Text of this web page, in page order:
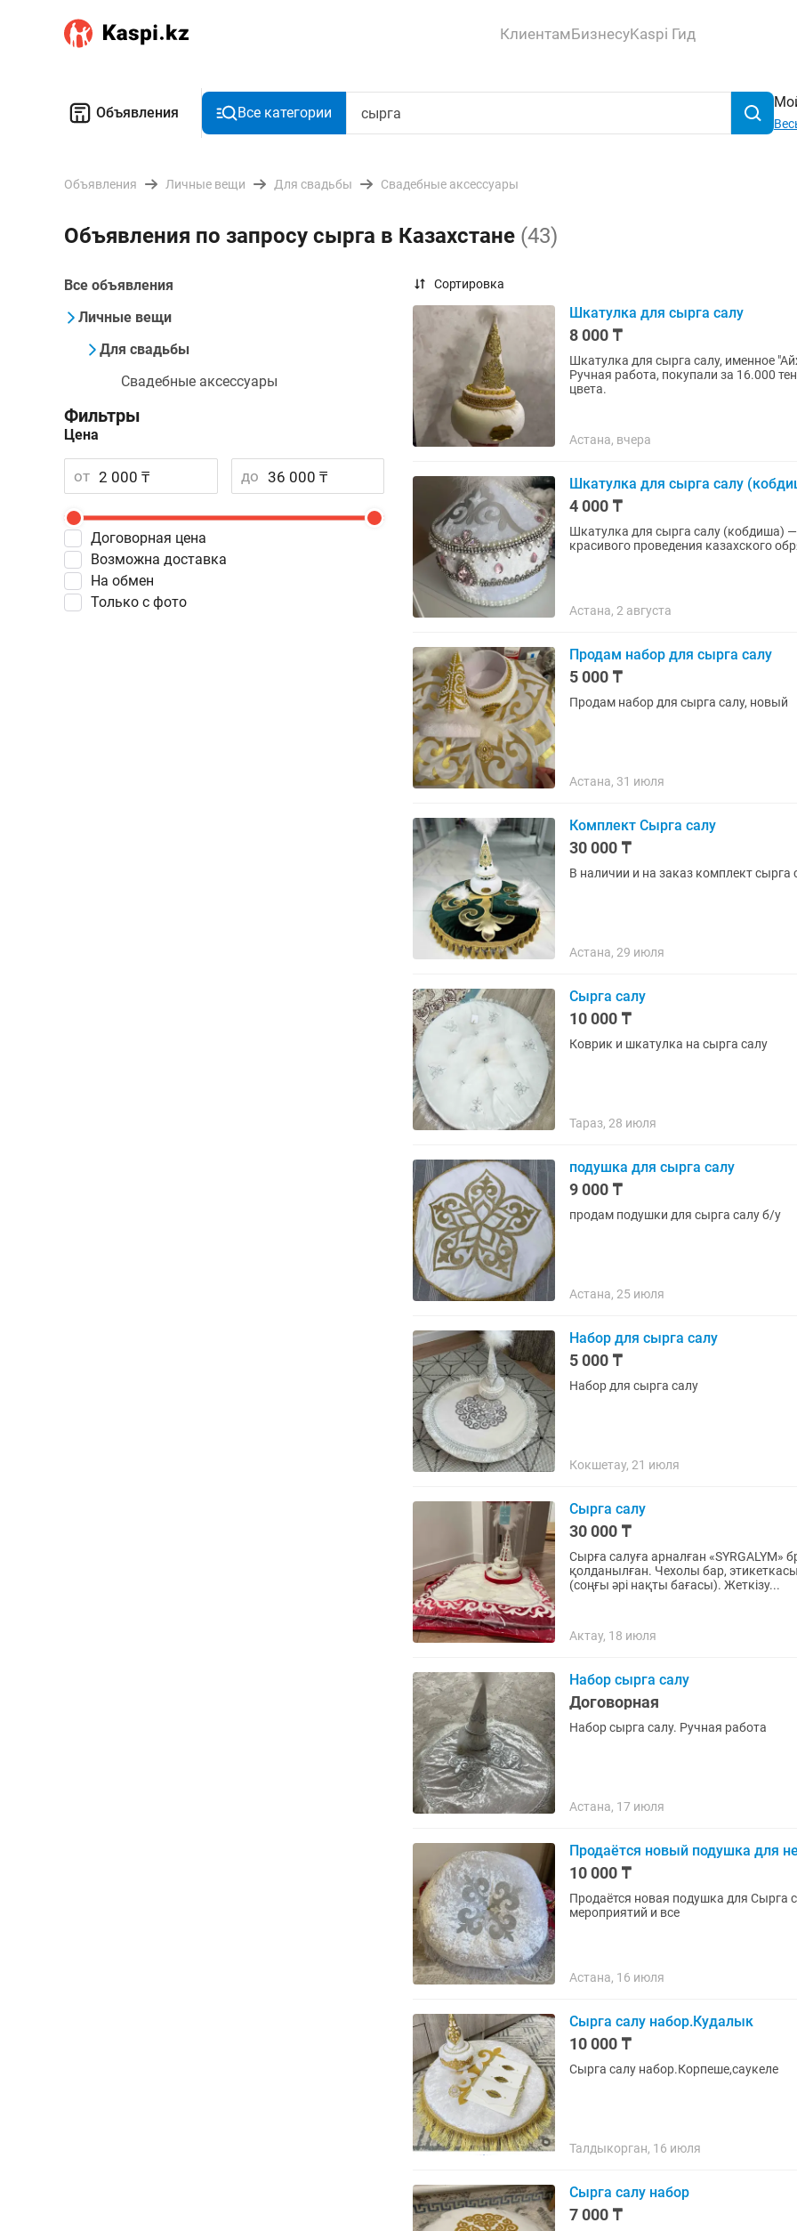
КлиентамБизнесуKaspi Гид
Объявления Все категории
Объявления Личные вещи Для свадьбы Свадебные аксессуары
Объявления по запросу сырга в Казахстане (43)
Все объявления
Личные вещи
Для свадьбы
Свадебные аксессуары
Фильтры
Цена
от до
Договорная цена
Возможна доставка
На обмен
Только с фото
Сортировка
Шкатулка для сырга салу
8 000 ₸
Шкатулка для сырга салу, именное
Ручная работа, покупали за 16.000
цвета.
Астана, вчера
Шкатулка для сырга салу
4 000 ₸
Шкатулка для сырга салу (кобдиша)
красивого проведения казахского
Астана, 2 августа
Продам набор для сырга салу
5 000 ₸
Продам набор для сырга салу, новый
Астана, 31 июля
Комплект Сырга салу
30 000 ₸
В наличии и на заказ комплект сырга
Астана, 29 июля
Сырга салу
10 000 ₸
Коврик и шкатулка на сырга салу
Тараз, 28 июля
подушка для сырга салу
9 000 ₸
продам подушки для сырга салу б/у
Астана, 25 июля
Набор для сырга салу
5 000 ₸
Набор для сырга салу
Кокшетау, 21 июля
Сырга салу
30 000 ₸
Сырға салуға арналған «SYRGALYM»
қолданылған. Чехолы бар,
(соңғы әрі нақты бағасы). Жеткізу...
Актау, 18 июля
Набор сырга салу
Договорная
Набор сырга салу. Ручная работа
Астана, 17 июля
Продаётся новый подушка для
10 000 ₸
Продаётся новая подушка для Сырга
мероприятий и все
Астана, 16 июля
Сырга салу набор.Кудалык
10 000 ₸
Сырга салу набор.Корпеше,саукеле
Талдыкорган, 16 июля
Сырга салу набор
7 000 ₸